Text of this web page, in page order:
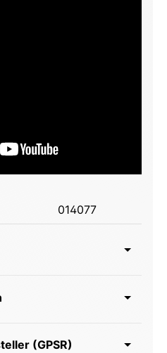
014077
(GPSR)